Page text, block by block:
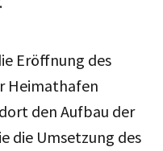
Eröffnung des
Heimathafen
den Aufbau der
die Umsetzung des